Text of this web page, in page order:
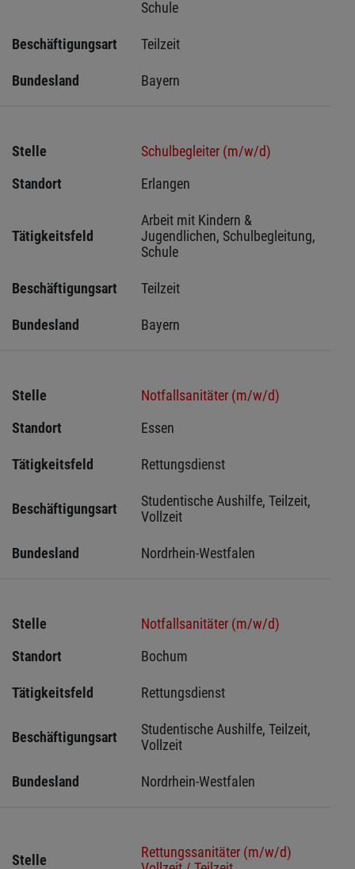
Schule
Beschäftigungsart Teilzeit
Bundesland Bayern
Stelle
Schulbegleiter (m/w/d)
Standort
Erlangen
Tätigkeitsfeld
Arbeit mit Kindern &
Jugendlichen, Schulbegleitung,
Schule
Beschäftigungsart Teilzeit
Bundesland Bayern
Stelle
Notfallsanitäter (m/w/d)
Standort
Essen
Tätigkeitsfeld Rettungsdienst
Beschäftigungsart
Studentische Aushilfe, Teilzeit,
Vollzeit
Bundesland Nordrhein-Westfalen
Stelle
Notfallsanitäter (m/w/d)
Standort
Bochum
Tätigkeitsfeld Rettungsdienst
Beschäftigungsart
Studentische Aushilfe, Teilzeit,
Vollzeit
Bundesland Nordrhein-Westfalen
Stelle
Rettungssanitäter (m/w/d)